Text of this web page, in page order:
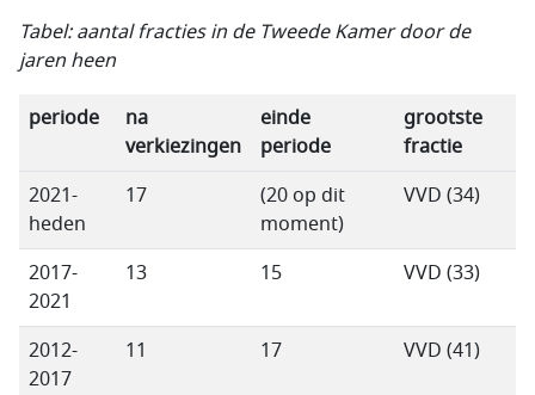
Tabel: aantal fracties in de Tweede Kamer door de
jaren heen
periode
na
verkiezingen
einde
periode
grootste
fractie
2021-
heden
17
(20 op dit
moment)
VVD (34)
2017-
2021
13 15 VVD (33)
2012-
2017
11 17 VVD (41)